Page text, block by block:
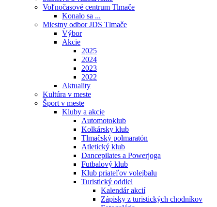
Voľnočasové centrum Tlmače
Konalo sa ...
Miestny odbor JDS Tlmače
Výbor
Akcie
2025
2024
2023
2022
Aktuality
Kultúra v meste
Šport v meste
Kluby a akcie
Automotoklub
Kolkársky klub
Tlmačský polmaratón
Atletický klub
Dancepilates a Powerjoga
Futbalový klub
Klub priateľov volejbalu
Turistický oddiel
Kalendár akcií
Zápisky z turistických chodníkov